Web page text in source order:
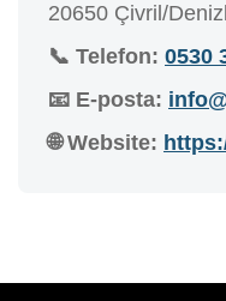
20650 Çivril/
📞 Telefon: 0530
📧 E-posta:
🌐 Website: